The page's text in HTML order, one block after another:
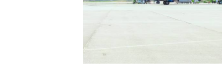
Управляющая компания
полугодие 2025 года ростом
прошлому году.